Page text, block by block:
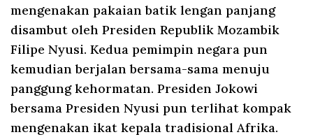
mengenakan pakaian batik lengan panjang
disambut oleh Presiden Republik Mozambik
Filipe Nyusi. Kedua pemimpin negara pun
kemudian berjalan bersama-sama menuju
panggung kehormatan. Presiden Jokowi
bersama Presiden Nyusi pun terlihat kompak
mengenakan ikat kepala tradisional Afrika.